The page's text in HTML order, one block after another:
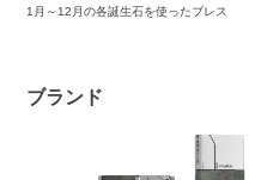
1月～12月の各誕生石を使ったブレス
ブランド